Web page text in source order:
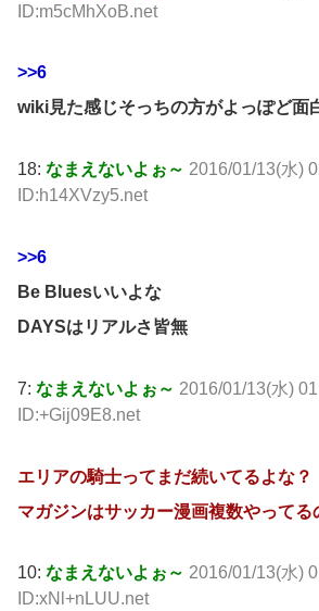
ID:m5cMhXoB.net
>>6
wiki見た感じそっちの方がよっぽど面
18: なまえないよぉ～ 2016/01/13(水)
ID:h14XVzy5.net
>>6
Be Bluesいいよな
DAYSはリアルさ皆無
7: なまえないよぉ～ 2016/01/13(水)
ID:+Gij09E8.net
エリアの騎士ってまだ続いてるよな？
マガジンはサッカー漫画複数やってる
10: なまえないよぉ～ 2016/01/13(水)
ID:xNl+nLUU.net